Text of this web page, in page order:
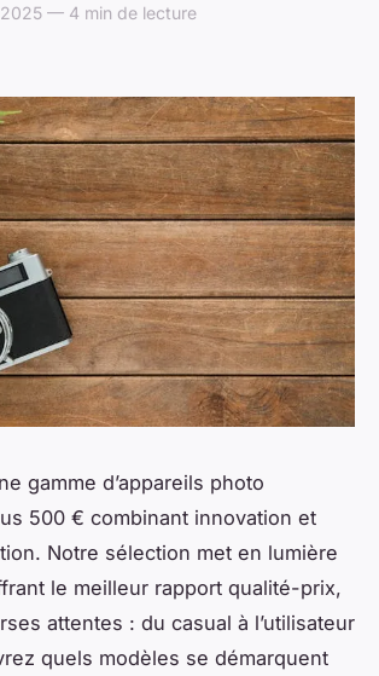
— 4 min de lecture
gamme d’appareils photo
500 € combinant innovation et
Notre sélection met en lumière
le meilleur rapport qualité-prix,
attentes : du casual à l’utilisateur
quels modèles se démarquent